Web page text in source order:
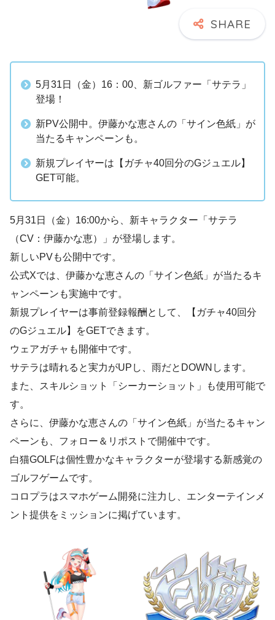
5月31日（金）16：00、新ゴルファー「サテラ」
登場！
新PV公開中。伊藤かな恵さんの「サイン色紙」が
当たるキャンペーンも。
新規プレイヤーは【ガチャ40回分のGジュエル】
GET可能。
5月31日（金）16:00から、新キャラクター「サテラ
（CV：伊藤かな恵）」が登場します。
新しいPVも公開中です。
公式Xでは、伊藤かな恵さんの「サイン色紙」が当たるキ
ャンペーンも実施中です。
新規プレイヤーは事前登録報酬として、【ガチャ40回分
のGジュエル】をGETできます。
ウェアガチャも開催中です。
サテラは晴れると実力がUPし、雨だとDOWNします。
また、スキルショット「シーカーショット」も使用可能で
す。
さらに、伊藤かな恵さんの「サイン色紙」が当たるキャン
ペーンも、フォロー＆リポストで開催中です。
白猫GOLFは個性豊かなキャラクターが登場する新感覚の
ゴルフゲームです。
コロプラはスマホゲーム開発に注力し、エンターテインメ
ント提供をミッションに掲げています。